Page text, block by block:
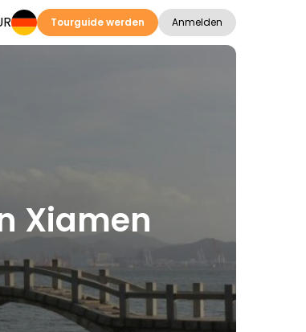
Tourguide werden Anmelden
Xiamen